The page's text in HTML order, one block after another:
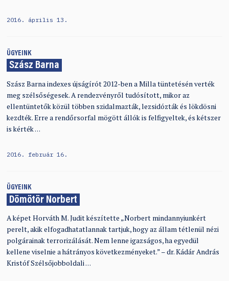
2016. április 13.
ÜGYEINK
Szász Barna
Szász Barna indexes újságírót 2012-ben a Milla tüntetésén verték
meg szélsőségesek. A rendezvényről tudósított, mikor az
ellentüntetők közül többen szidalmazták, lezsidózták és lökdösni
kezdték. Erre a rendőrsorfal mögött állók is felfigyeltek, és kétszer
is kérték …
2016. február 16.
ÜGYEINK
Dömötör Norbert
A képet Horváth M. Judit készítette „Norbert mindannyiunkért
perelt, akik elfogadhatatlannak tartjuk, hogy az állam tétlenül nézi
polgárainak terrorizálását. Nem lenne igazságos, ha egyedül
kellene viselnie a hátrányos következményeket.” – dr. Kádár András
Kristóf Szélsőjobboldali …